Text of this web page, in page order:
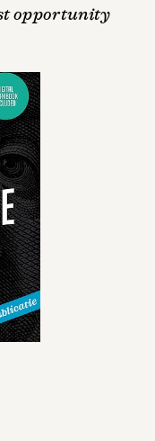
opportunity